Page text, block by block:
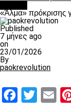
«Άλμα» πρόκρισης
Published
7 μήνες ago
on
23/01/2026
By
paokrevolution